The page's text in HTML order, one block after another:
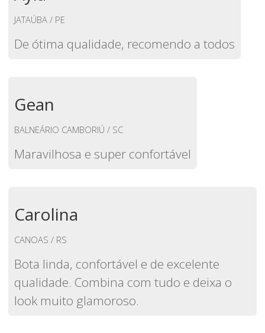
JATAÚBA / PE
De ótima qualidade, recomendo a todos
Gean
BALNEÁRIO CAMBORIÚ / SC
Maravilhosa e super confortável
Carolina
CANOAS / RS
Bota linda, confortável e de excelente
qualidade. Combina com tudo e deixa o
look muito glamoroso.